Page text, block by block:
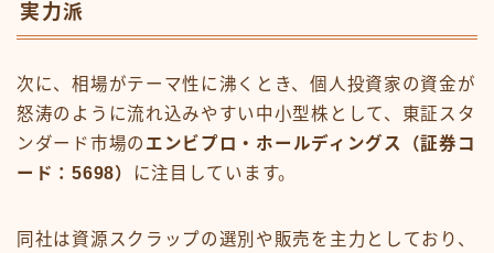
実力派
次に、相場がテーマ性に沸くとき、個人投資家の資金が
怒涛のように流れ込みやすい中小型株として、東証スタ
ンダード市場の エンビプロ・ホールディングス（証券コ
ード：5698）
に注目しています。
同社は資源スクラップの選別や販売を主力としており、